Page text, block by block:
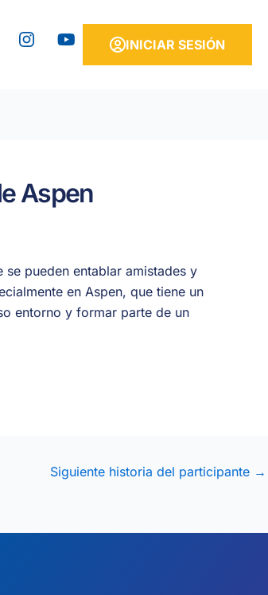
Y
o
INICIAR SESIÓN
Aspen
pueden entablar amistades y
en Aspen, que tiene un
entorno y formar parte de un
Siguiente historia del participante →